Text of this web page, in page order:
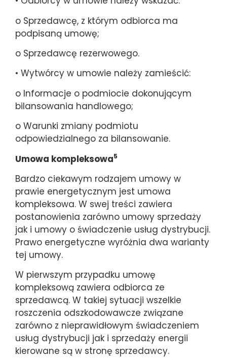
o Sprzedawcę, z którym odbiorca ma
podpisaną umowę;
o Sprzedawcę rezerwowego.
• Wytwórcy w umowie należy zamieścić:
o Informacje o podmiocie dokonującym
bilansowania handlowego;
o Warunki zmiany podmiotu
odpowiedzialnego za bilansowanie.
Umowa kompleksowa5
Bardzo ciekawym rodzajem umowy w
prawie energetycznym jest umowa
kompleksowa. W swej treści zawiera
postanowienia zarówno umowy sprzedaży
jak i umowy o świadczenie usług dystrybucji.
Prawo energetyczne wyróżnia dwa warianty
tej umowy.
W pierwszym przypadku umowę
kompleksową zawiera odbiorca ze
sprzedawcą. W takiej sytuacji wszelkie
roszczenia odszkodowawcze związane
zarówno z nieprawidłowym świadczeniem
usług dystrybucji jak i sprzedaży energii
kierowane są w stronę sprzedawcy.